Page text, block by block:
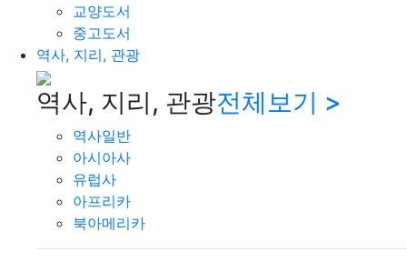
교양도서
중고도서
역사, 지리, 관광
역사, 지리, 관광전체보기 >
역사일반
아시아사
유럽사
아프리카
북아메리카